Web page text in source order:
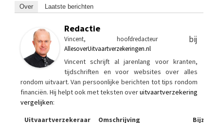
Over Laatste berichten
Redactie
Vincent, hoofdredacteurbij
AllesoverUitvaartverzekeringen.nl
Vincent schrijft al jarenlang voor kranten,
tijdschriften en voor websites over alles
rondom uitvaart. Van persoonlijke berichten tot tips rondom
financiën. Hij helpt ook met teksten overuitvaartverzekering
vergelijken:
Uitvaartverzekeraar
Omschrijving